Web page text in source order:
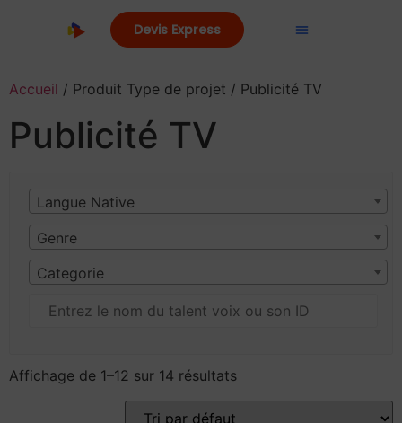
Devis Express
Accueil / Produit Type de projet / Publicité TV
Publicité TV
Langue Native
Genre
Categorie
Affichage de 1–12 sur 14 résultats